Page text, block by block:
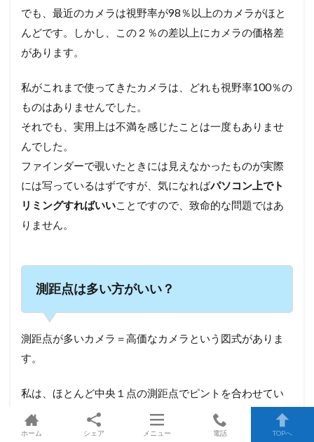
でも、最近のカメラは視野率が98％以上のカメラがほと
んどです。しかし、この２％の差以上にカメラの価格差
があります。
私がこれまで使ってきたカメラは、どれも視野率100％の
ものはありませんでした。
それでも、実用上は不満を感じたことは一度もありませ
んでした。
ファインダーで覗いたときには見えなかったものが実際
には写っているはずですが、気になればパソコン上でト
リミングすればいいことですので、致命的な問題ではあ
りません。
測距点は多い方がいい？
測距点が多いカメラ＝高価なカメラという図式がありま
す。
私は、ほとんど中央１点の測距点でピントを合わせてい
ます。
被写体が中央にないときは、被写体にカメラを向けてシ
ホーム シェア メニュー 電話 TOPへ